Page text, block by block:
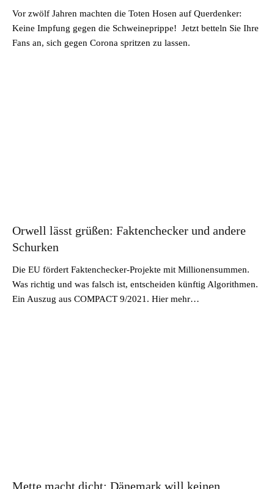
Vor zwölf Jahren machten die Toten Hosen auf Querdenker:
Keine Impfung gegen die Schweineprippe! Jetzt betteln Sie Ihre
Fans an, sich gegen Corona spritzen zu lassen.
Orwell lässt grüßen: Faktenchecker und andere
Schurken
Die EU fördert Faktenchecker-Projekte mit Millionensummen.
Was richtig und was falsch ist, entscheiden künftig Algorithmen.
Ein Auszug aus COMPACT 9/2021. Hier mehr…
Mette macht dicht: Dänemark will keinen